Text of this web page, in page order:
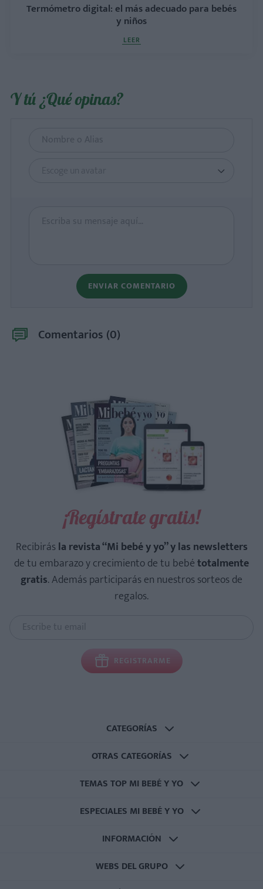
Termómetro digital: el más adecuado para bebés
y niños
LEER
Y tú ¿Qué opinas?
Escoge un avatar
ENVIAR COMENTARIO
Comentarios (0)
¡Regístrate gratis!
Recibirásla revista “Mi bebé y yo” y las newsletters
de tu embarazo y crecimiento de tu bebétotalmente
gratis. Además participarás en nuestros sorteos de
regalos.
REGISTRARME
CATEGORÍAS
OTRAS CATEGORÍAS
TEMAS TOP MI BEBÉ Y YO
ESPECIALES MI BEBÉ Y YO
INFORMACIÓN
WEBS DEL GRUPO